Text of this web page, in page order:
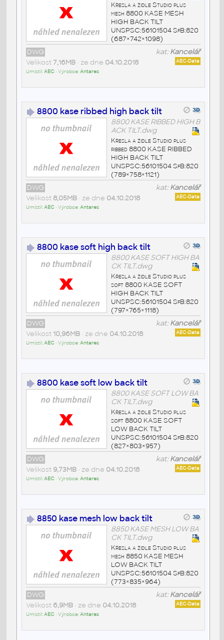
Křesla a židle Studio plus
mesh 8800 KASE MESH
HIGH BACK TILT
UNSPSC:56101504 SfB:820
(687×742×1098)
kat:Kancelář
DWG
AEC-Data
Velikost 7,16MB• ze dne 04.10.2018
Umístil:AEC• Výrobce:Antares
8800 kase ribbed high back tilt
8800 KASE RIBBED HIGH B
ACK TILT.dwg
Křesla a židle Studio plus
ribbed 8800 KASE RIBBED
HIGH BACK TILT
UNSPSC:56101504 SfB:820
(789×758×1121)
kat:Kancelář
DWG
AEC-Data
Velikost 8,05MB• ze dne 04.10.2018
Umístil:AEC• Výrobce:Antares
8800 kase soft high back tilt
8800 KASE SOFT HIGH BA
CK TILT.dwg
Křesla a židle Studio plus
soft 8800 KASE SOFT
HIGH BACK TILT
UNSPSC:56101504 SfB:820
(797×765×1118)
kat:Kancelář
DWG
AEC-Data
Velikost 10,96MB• ze dne 04.10.2018
Umístil:AEC• Výrobce:Antares
8800 kase soft low back tilt
8800 KASE SOFT LOW BA
CK TILT.dwg
Křesla a židle Studio plus
soft 8800 KASE SOFT
LOW BACK TILT
UNSPSC:56101504 SfB:820
(827×803×957)
kat:Kancelář
DWG
AEC-Data
Velikost 9,73MB• ze dne 04.10.2018
Umístil:AEC• Výrobce:Antares
8850 kase mesh low back tilt
8850 KASE MESH LOW BA
CK TILT.dwg
Křesla a židle Studio plus
mesh 8850 KASE MESH
LOW BACK TILT
UNSPSC:56101504 SfB:820
(773×835×964)
kat:Kancelář
DWG
AEC-Data
Velikost 6,9MB• ze dne 04.10.2018
Umístil:AEC• Výrobce:Antares